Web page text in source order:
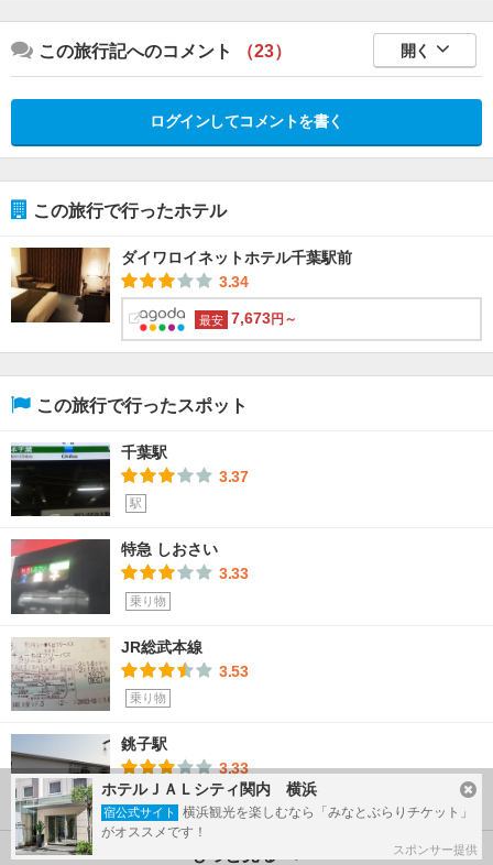
この旅行記へのコメント （23） 開く
ログインしてコメントを書く
この旅行で行ったホテル
ダイワロイネットホテル千葉駅前
3.34
最安 7,673円～
この旅行で行ったスポット
千葉駅
3.37
駅
特急 しおさい
3.33
乗り物
JR総武本線
3.53
乗り物
銚子駅
3.33
駅
ホテルＪＡＬシティ関内 横浜
宿公式サイト
横浜観光を楽しむなら「みなとぶらりチケット」
がオススメです！
スポンサー提供